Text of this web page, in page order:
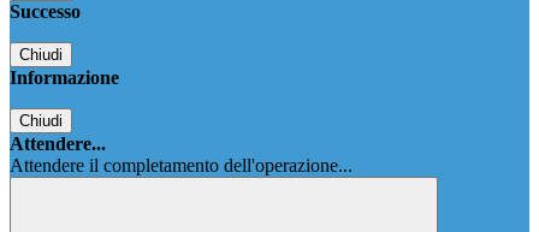
Successo
Chiudi
Informazione
Chiudi
Attendere...
Attendere il completamento dell'operazione...